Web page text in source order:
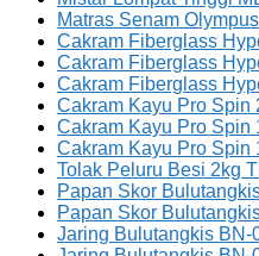
Matras Senam
Cakram Fiberglass
Cakram Fiberglass
Cakram Fiberglass
Cakram Kayu Pro Spin
Cakram Kayu Pro Spin
Cakram Kayu Pro Spin
Tolak Peluru Besi 2kg
Papan Skor
Papan Skor
Jaring Bulutangkis BN-